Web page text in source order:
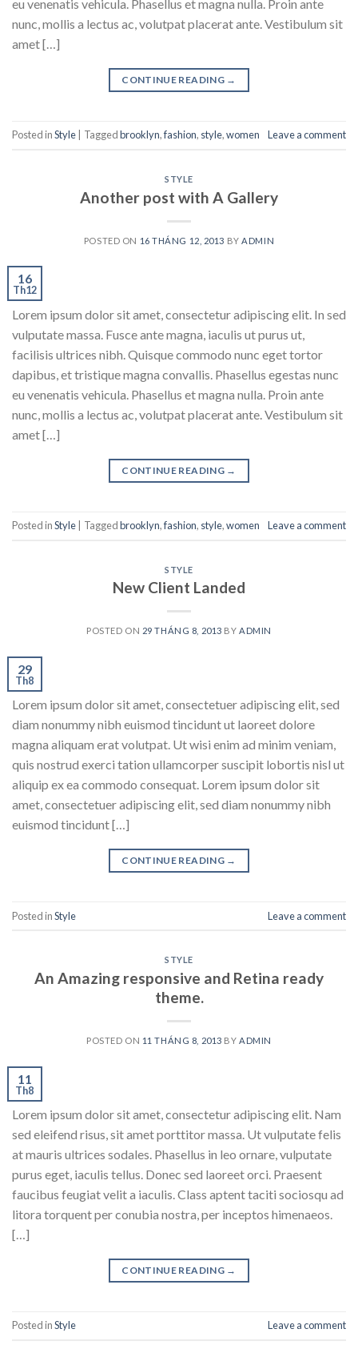
eu venenatis vehicula. Phasellus et magna nulla. Proin ante
nunc, mollis a lectus ac, volutpat placerat ante. Vestibulum sit
amet […]
CONTINUE READING →
Posted inStyle Taggedbrooklyn,fashion, style,women Leave a comment
STYLE
Another post with A Gallery
POSTED ON 16 THÁNG 12, 2013 BY ADMIN
16
Th12
Lorem ipsum dolor sit amet, consectetur adipiscing elit. In sed
vulputate massa. Fusce ante magna, iaculis ut purus ut,
facilisis ultrices nibh. Quisque commodo nunc eget tortor
dapibus, et tristique magna convallis. Phasellus egestas nunc
eu venenatis vehicula. Phasellus et magna nulla. Proin ante
nunc, mollis a lectus ac, volutpat placerat ante. Vestibulum sit
amet […]
CONTINUE READING →
Posted inStyle Taggedbrooklyn,fashion, style,women Leave a comment
STYLE
New Client Landed
POSTED ON 29 THÁNG 8, 2013 BY ADMIN
29
Th8
Lorem ipsum dolor sit amet, consectetuer adipiscing elit, sed
diam nonummy nibh euismod tincidunt ut laoreet dolore
magna aliquam erat volutpat. Ut wisi enim ad minim veniam,
quis nostrud exerci tation ullamcorper suscipit lobortis nisl ut
aliquip ex ea commodo consequat. Lorem ipsum dolor sit
amet, consectetuer adipiscing elit, sed diam nonummy nibh
euismod tincidunt […]
CONTINUE READING →
Posted inStyle Leave a comment
STYLE
An Amazing responsive and Retina ready
theme.
POSTED ON 11 THÁNG 8, 2013 BY ADMIN
11
Th8
Lorem ipsum dolor sit amet, consectetur adipiscing elit. Nam
sed eleifend risus, sit amet porttitor massa. Ut vulputate felis
at mauris ultrices sodales. Phasellus in leo ornare, vulputate
purus eget, iaculis tellus. Donec sed laoreet orci. Praesent
faucibus feugiat velit a iaculis. Class aptent taciti sociosqu ad
litora torquent per conubia nostra, per inceptos himenaeos.
[…]
CONTINUE READING →
Posted inStyle Leave a comment